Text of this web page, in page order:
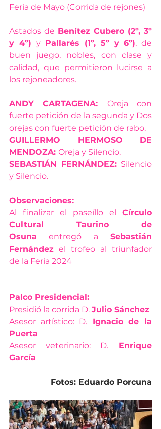
Feria de Mayo (Corrida de rejones)
Astados de Benítez Cubero (2º, 3º
y 4º) y Pallarés (1º, 5º y 6º), de
buen juego, nobles, con clase y
calidad, que permitieron lucirse a
los rejoneadores.
ANDY CARTAGENA: Oreja con
fuerte petición de la segunda y Dos
orejas con fuerte petición de rabo.
GUILLERMO HERMOSO DE
MENDOZA: Oreja y Silencio.
SEBASTIÁN FERNÁNDEZ: Silencio
y Silencio.
Observaciones:
Al finalizar el paseíllo el Círculo
Cultural Taurino de
Osuna entregó a Sebastián
Fernández el trofeo al triunfador
de la Feria 2024
Palco Presidencial:
Presidió la corrida D. Julio Sánchez
Asesor artístico: D. Ignacio de la
Puerta
Asesor veterinario: D. Enrique
García
Fotos: Eduardo Porcuna